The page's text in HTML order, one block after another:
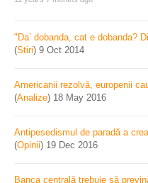
"Da’ dobanda, cat e dobanda?
(Stiri) 9 Oct 2014
Americanii rezolvă, europenii
(Analize) 18 May 2016
Antipesedismul de paradă a
(Opinii) 19 Dec 2016
Banca centrală trebuie să